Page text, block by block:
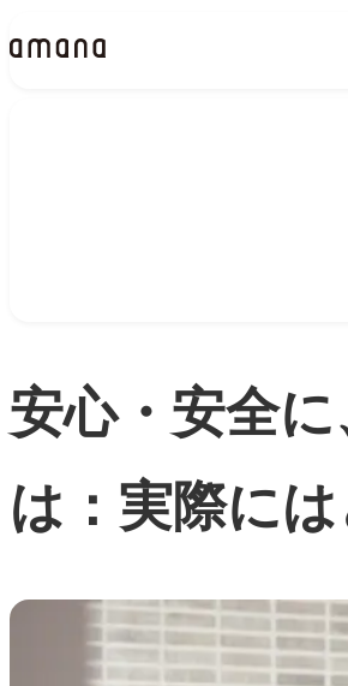
安心・安全
は：実際に